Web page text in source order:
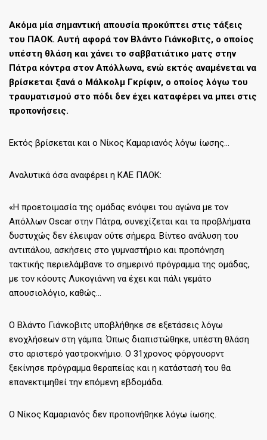
Ακόμα μία σημαντική απουσία προκύπτει στις τάξεις
του ΠΑΟΚ. Αυτή αφορά τον Βλάντο Γιάνκοβιτς, ο οποίος
υπέστη θλάση και χάνει το σαββατιάτικο ματς στην
Πάτρα κόντρα στον Απόλλωνα, ενώ εκτός αναμένεται να
βρίσκεται ξανά ο Μάλκολμ Γκρίφιν, ο οποίος λόγω του
τραυματισμού στο πόδι δεν έχει καταφέρει να μπει στις
προπονήσεις.
Εκτός βρίσκεται και ο Νίκος Καμαριανός λόγω ίωσης…
Αναλυτικά όσα αναφέρει η ΚΑΕ ΠΑΟΚ:
«Η προετοιμασία της ομάδας ενόψει του αγώνα με τον
Απόλλων Oscar στην Πάτρα, συνεχίζεται και τα προβλήματα
δυστυχώς δεν έλειψαν ούτε σήμερα. Βίντεο ανάλυση του
αντιπάλου, ασκήσεις στο γυμναστήριο και προπόνηση
τακτικής περιελάμβανε το σημερινό πρόγραμμα της ομάδας,
με τον κόουτς Λυκογιάννη να έχει και πάλι γεμάτο
απουσιολόγιο, καθώς…
Ο Βλάντο Γιάνκοβιτς υποβλήθηκε σε εξετάσεις λόγω
ενοχλήσεων στη γάμπα. Όπως διαπιστώθηκε, υπέστη θλάση
στο αριστερό γαστροκνήμιο. Ο 31χρονος φόργουορντ
ξεκίνησε πρόγραμμα θεραπείας και η κατάστασή του θα
επανεκτιμηθεί την επόμενη εβδομάδα.
Ο Νίκος Καμαριανός δεν προπονήθηκε λόγω ίωσης.